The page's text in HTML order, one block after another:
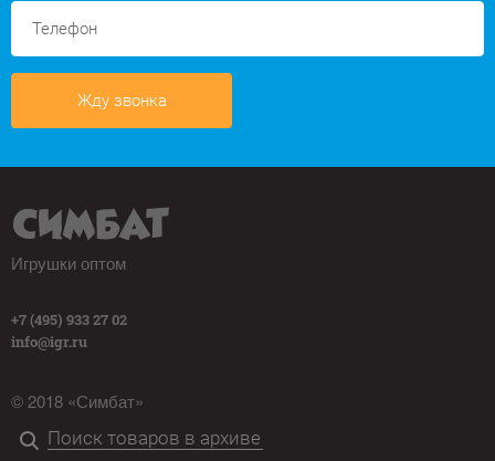
Жду звонка
Игрушки оптом
+7 (495) 933 27 02
info@igr.ru
© 2018 «Симбат»